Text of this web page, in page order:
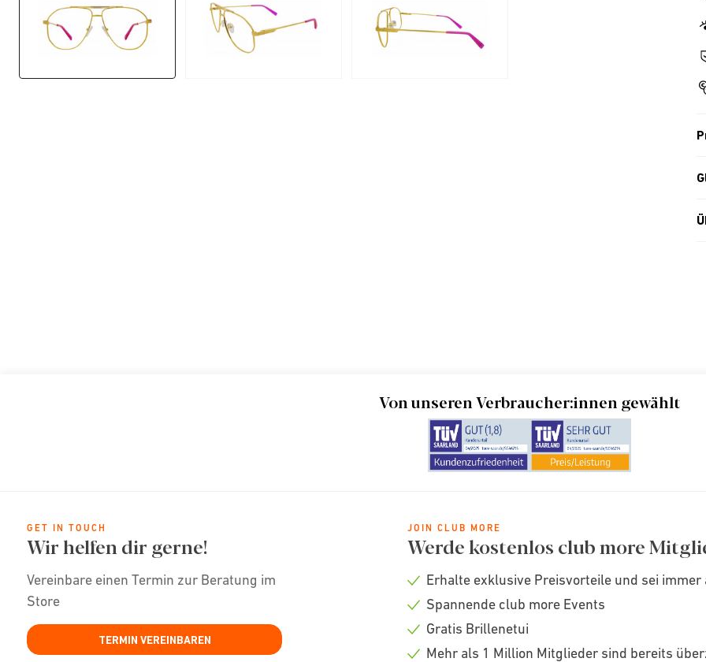
Von unseren Verbraucher:innen gewählt
GET IN TOUCH
Wir helfen dir gerne!
Vereinbare einen Termin zur Beratung im
Store
TERMIN VEREINBAREN
JOIN CLUB MORE
Werde kostenlos club more
Check
Erhalte exklusive Preisvorteile und sei
Check
Spannende club more Events
Check
Gratis Brillenetui
Mehr als 1 Million Mitglieder sind bereits